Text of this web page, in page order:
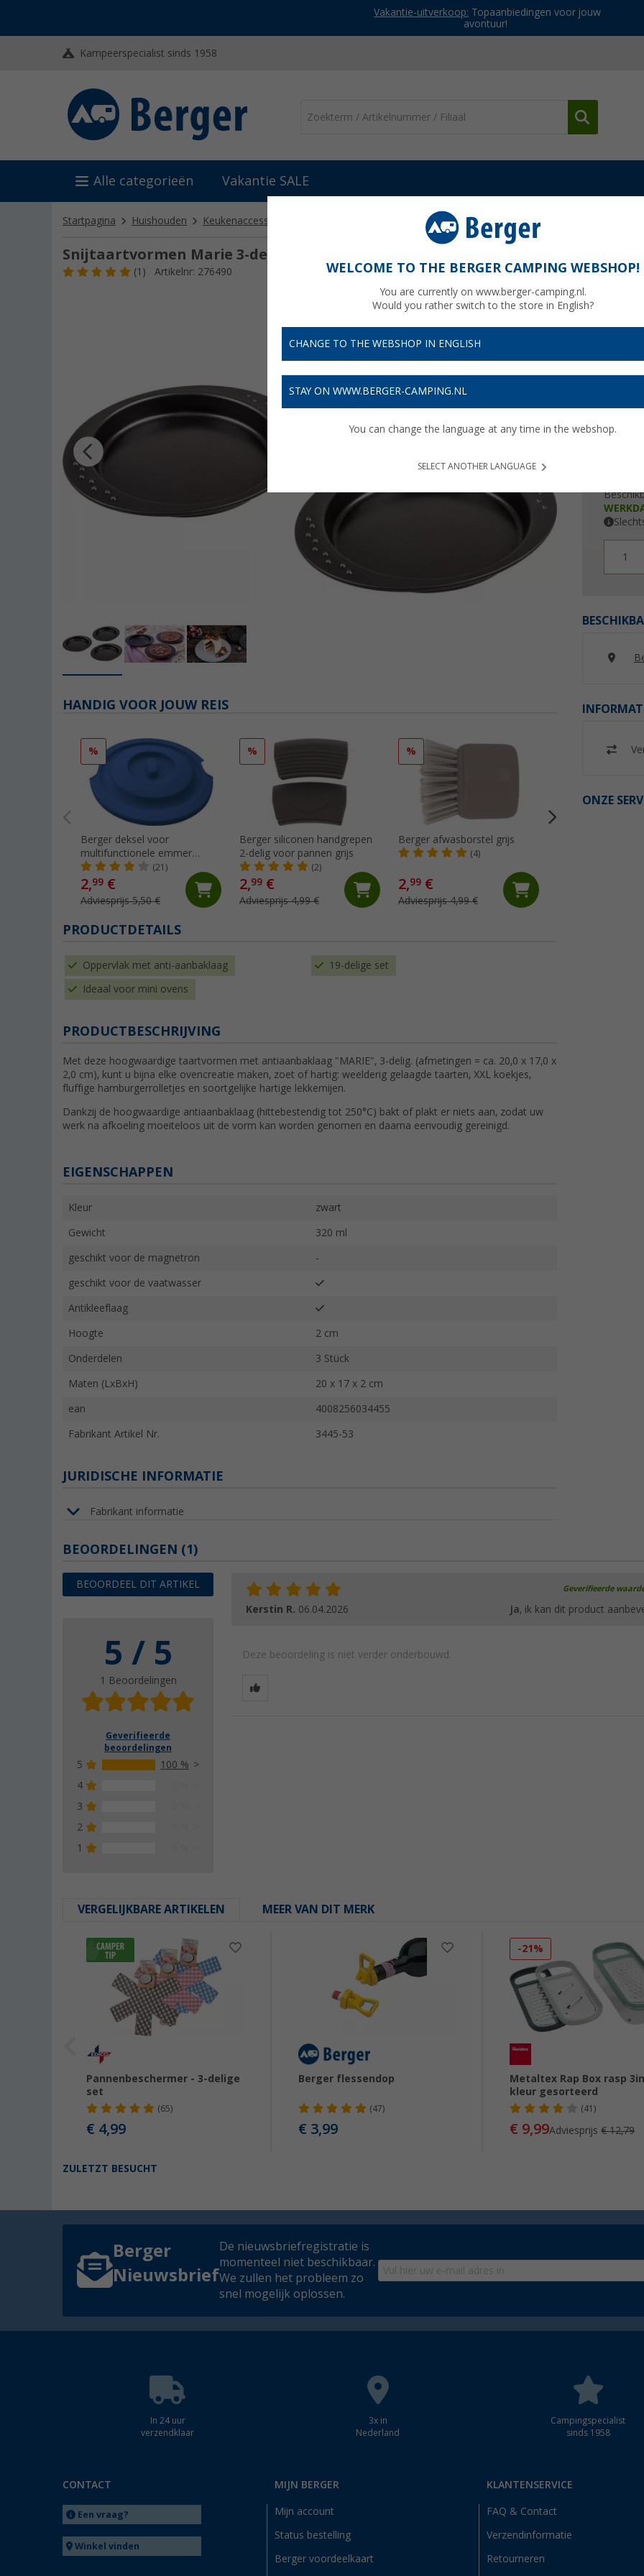
Vakantie-uitverkoop: Topaanbiedingen voor jouw
avontuur!
Kampeerspecialist sinds 1958
Alle categorieën Vakantie SALE
Startpagina Huishouden Keukenaccessoires Andere keukenaccessoires Lagentaartvormen Marie - 3-delige set
Snijtaartvormen Marie 3-delige set
(1) Artikelnr: 276490
€
Prijzen
1
ONZE
HANDIG VOOR JOUW REIS
%
Berger deksel voor
multifunctionele emmer
nieuw
(21)
2,99 €
Adviesprijs 5,50 €
%
Berger siliconen handgrepen
2-delig voor pannen grijs
(2)
2,99 €
Adviesprijs 4,99 €
%
Berger afwasborstel grijs
(4)
2,99 €
Adviesprijs 4,99 €
PRODUCTDETAILS
Oppervlak met anti-aanbaklaag 19-delige set
Ideaal voor mini ovens
PRODUCTBESCHRIJVING
Met deze hoogwaardige taartvormen met antiaanbaklaag "MARIE", 3-delig. (afmetingen = ca. 20,0 x 17,0 x
2,0 cm), kunt u bijna elke ovencreatie maken, zoet of hartig: weelderig gelaagde taarten, XXL koekjes,
fluffige hamburgerrolletjes en soortgelijke hartige lekkernijen.
Dankzij de hoogwaardige antiaanbaklaag (hittebestendig tot 250°C) bakt of plakt er niets aan, zodat uw
werk na afkoeling moeiteloos uit de vorm kan worden genomen en daarna eenvoudig gereinigd.
EIGENSCHAPPEN
Kleur zwart
Gewicht 320 ml
geschikt voor de magnetron -
geschikt voor de vaatwasser
Antikleeflaag
Hoogte 2 cm
Onderdelen 3 Stück
Maten (LxBxH) 20 x 17 x 2 cm
ean 4008256034455
Fabrikant Artikel Nr. 3445-53
JURIDISCHE INFORMATIE
Fabrikant informatie
BEOORDELINGEN (1)
BEOORDEEL DIT ARTIKEL
5 / 5
1 Beoordelingen
Geverifieerde
beoordelingen
5
100 %
4
3
2
1
Geverifieerde
Kerstin R. 06.04.2026 Ja, ik kan dit product
Deze beoordeling is niet verder onderbouwd.
VERGELIJKBARE ARTIKELEN MEER VAN DIT MERK
Pannenbeschermer - 3-delige
set
(65)
€ 4,99
Berger flessendop
(47)
€ 3,99
-21%
Metaltex Rap Box rasp
kleur gesorteerd
(41)
€ 9,99Adviesprijs€ 12,79
ZULETZT BESUCHT
Berger
Nieuwsbrief
De nieuwsbriefregistratie is
momenteel niet beschikbaar.
We zullen het probleem zo
snel mogelijk oplossen.
In 24 uur
verzendklaar
3x in
Nederland
Campingspecialist
sinds 1958
CONTACT
Een vraag?
Winkel vinden
MIJN BERGER
Mijn account
Status bestelling
Berger voordeelkaart
KLANTENSERVICE
FAQ & Contact
Verzendinformatie
Retourneren
WELCOME TO THE BERGER CAMPING WEBSHOP!
You are currently on www.berger-camping.nl.
Would you rather switch to the store in English?
CHANGE TO THE WEBSHOP IN ENGLISH
STAY ON WWW.BERGER-CAMPING.NL
You can change the language at any time in the webshop.
SELECT ANOTHER LANGUAGE